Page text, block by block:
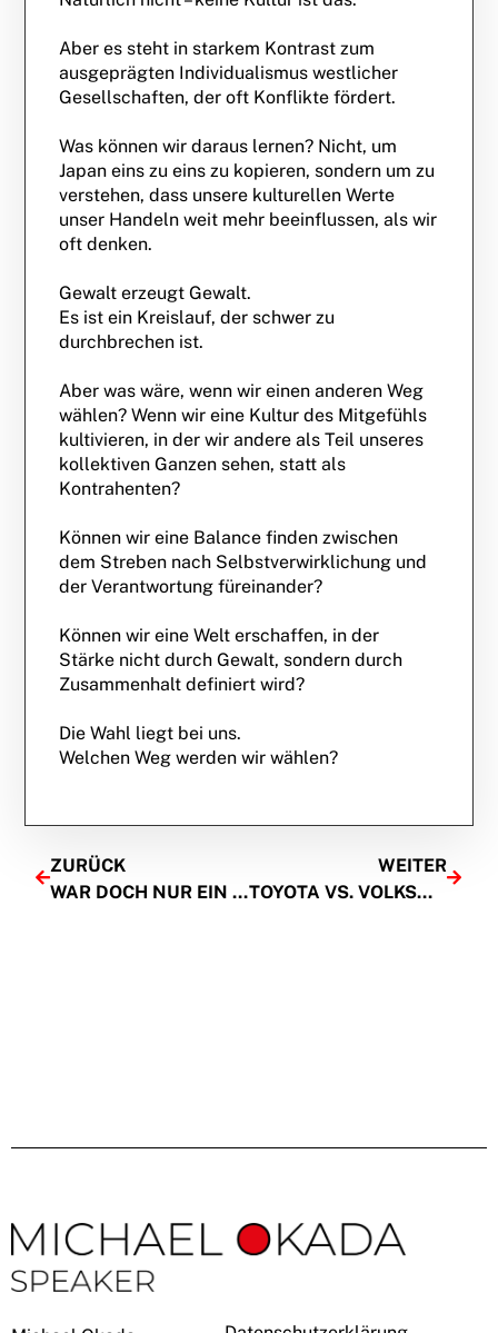
Aber es steht in starkem Kontrast zum
ausgeprägten Individualismus westlicher
Gesellschaften, der oft Konflikte fördert.
Was können wir daraus lernen? Nicht, um
Japan eins zu eins zu kopieren, sondern um zu
verstehen, dass unsere kulturellen Werte
unser Handeln weit mehr beeinflussen, als wir
oft denken.
Gewalt erzeugt Gewalt.
Es ist ein Kreislauf, der schwer zu
durchbrechen ist.
Aber was wäre, wenn wir einen anderen Weg
wählen? Wenn wir eine Kultur des Mitgefühls
kultivieren, in der wir andere als Teil unseres
kollektiven Ganzen sehen, statt als
Kontrahenten?
Können wir eine Balance finden zwischen
dem Streben nach Selbstverwirklichung und
der Verantwortung füreinander?
Können wir eine Welt erschaffen, in der
Stärke nicht durch Gewalt, sondern durch
Zusammenhalt definiert wird?
Die Wahl liegt bei uns.
Welchen Weg werden wir wählen?
ZURÜCK
WAR DOCH NUR EIN WITZ!
WEITER
TOYOTA VS. VOLKSWAGEN